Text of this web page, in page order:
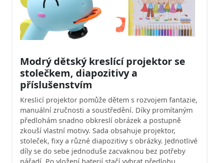
Modrý dětský kreslící projektor se
stolečkem, diapozitivy a
příslušenstvím
Kreslicí projektor pomůže dětem s rozvojem fantazie,
manuální zručnosti a soustředění. Díky promítaným
předlohám snadno obkreslí obrázek a postupně
zkouší vlastní motivy. Sada obsahuje projektor,
stoleček, fixy a různé diapozitivy s obrázky. Jednotlivé
díly se do sebe jednoduše zacvaknou bez potřeby
nářadí. Po vložení baterií stačí vybrat předlohu,